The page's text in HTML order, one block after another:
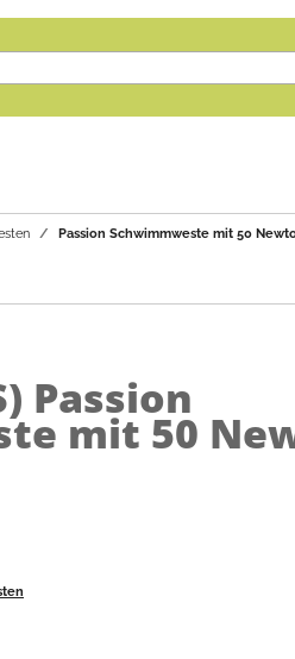
Passion Schwimmweste mit 50
Passion
mit 50